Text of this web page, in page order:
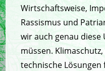
Wirtschaftsweise,
Rassismus und
wir auch genau
müssen.
technische